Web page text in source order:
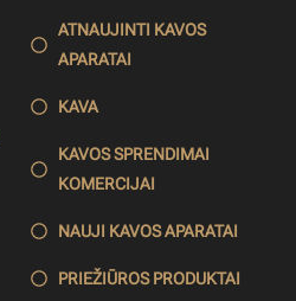
ATNAUJINTI KAVOS
APARATAI
KAVA
KAVOS SPRENDIMAI
KOMERCIJAI
NAUJI KAVOS APARATAI
PRIEŽIŪROS PRODUKTAI